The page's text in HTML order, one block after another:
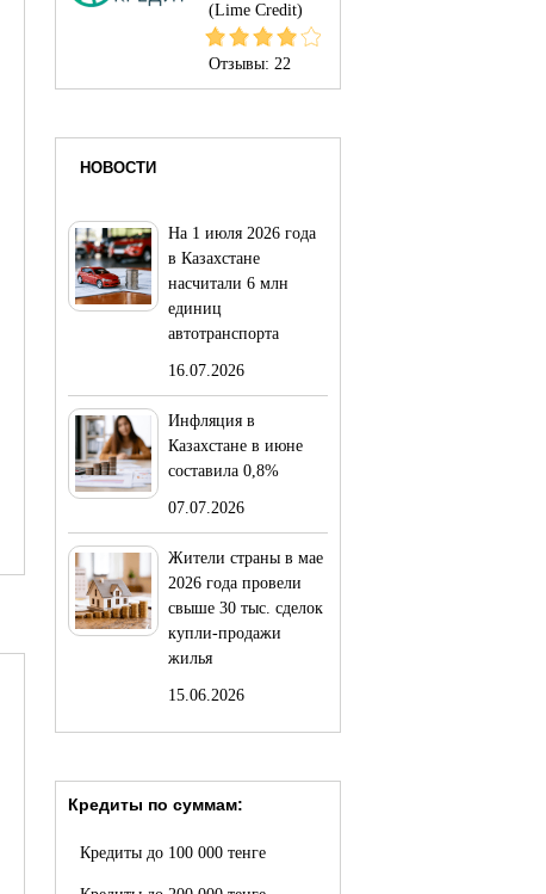
(Lime Credit)
Отзывы: 22
НОВОСТИ
На 1 июля 2026 года
в Казахстане
насчитали 6 млн
единиц
автотранспорта
16.07.2026
Инфляция в
Казахстане в июне
составила 0,8%
07.07.2026
Жители страны в мае
2026 года провели
свыше 30 тыс. сделок
купли-продажи
жилья
15.06.2026
Кредиты по суммам:
Кредиты до 100 000 тенге